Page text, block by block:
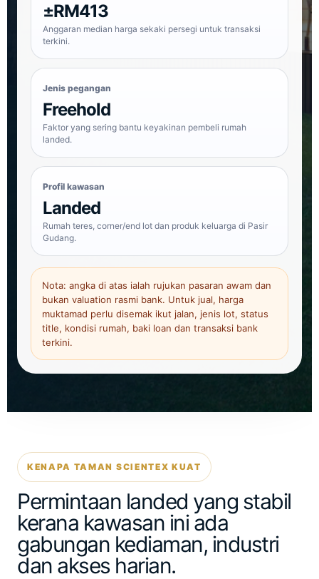
±RM413
Anggaran median harga sekaki persegi untuk transaksi
terkini.
Jenis pegangan
Freehold
Faktor yang sering bantu keyakinan pembeli rumah
landed.
Profil kawasan
Landed
Rumah teres, corner/end lot dan produk keluarga di Pasir
Gudang.
Nota: angka di atas ialah rujukan pasaran awam dan
bukan valuation rasmi bank. Untuk jual, harga
muktamad perlu disemak ikut jalan, jenis lot, status
title, kondisi rumah, baki loan dan transaksi bank
terkini.
KENAPA TAMAN SCIENTEX KUAT
Permintaan landed yang stabil
kerana kawasan ini ada
gabungan kediaman, industri
dan akses harian.